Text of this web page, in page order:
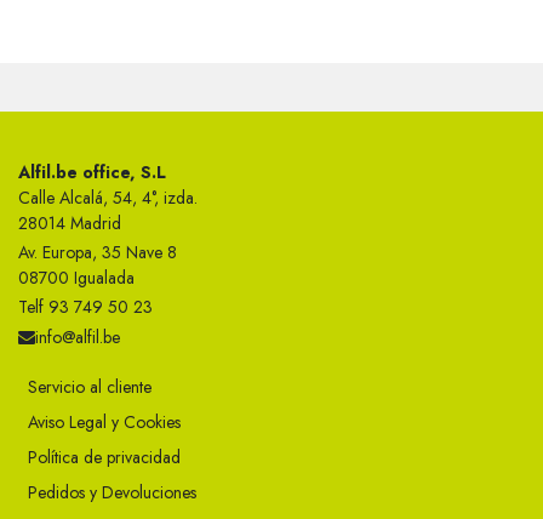
Alfil.be office, S.L
Calle Alcalá, 54, 4°, izda.
28014 Madrid
Av. Europa, 35 Nave 8
08700 Igualada
Telf 93 749 50 23
info@alfil.be
Servicio al cliente
Aviso Legal y Cookies
Política de privacidad
Pedidos y Devoluciones